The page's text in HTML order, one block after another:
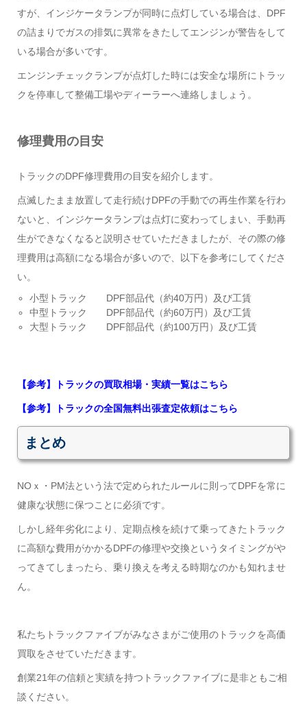
すが、インジケータランプが同時に点灯している場合は、DPF
の詰まりでガスの排気に異常をきたしてエンジンが警告をして
いる場合が多いです。
エンジンチェックランプが点灯した時には安全な場所にトラッ
クを停車して整備工場やディーラーへ連絡しましょう。
修理費用の目安
トラックのDPF修理費用の目安を紹介します。
点滅したまま放置して走行続けDPFの手動での再生作業を行わ
ないと、インジケータランプは点灯に変わってしまい、手動再
生ができなくなると説明させていただきましたが、その際の修
理費用は高額になる場合が多いので、以下を参考にしてくださ
い。
小型トラック DPF部品代（約40万円）及び工賃
中型トラック DPF部品代（約60万円）及び工賃
大型トラック DPF部品代（約100万円）及び工賃
【参考】トラックの買取相場・実績一覧はこちら
【参考】トラックの全国無料出張査定依頼はこちら
まとめ
NOｘ・PM法という法で定められたルールに則ってDPFを常に
健康な状態に保つことに必須です。
しかし経年劣化により、定期点検を続けて乗ってきたトラック
に高額な費用がかかるDPFの修理や交換というタイミングがや
ってきてしまったら、乗り換えを考える時期なのかも知れませ
ん。
私たちトラックファイブがみなさまがご使用のトラックを高価
買取をさせていただきます。
創業21年の信頼と実績を持つトラックファイブに是非ともご相
談ください。